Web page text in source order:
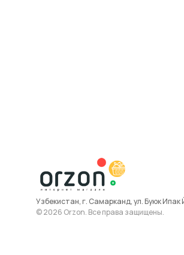
Узбекистан, г. Самарканд, ул. Буюк Ипак
© 2026 Orzon. Все права защищены.